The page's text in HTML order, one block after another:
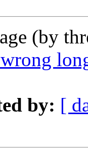
(by
by: [